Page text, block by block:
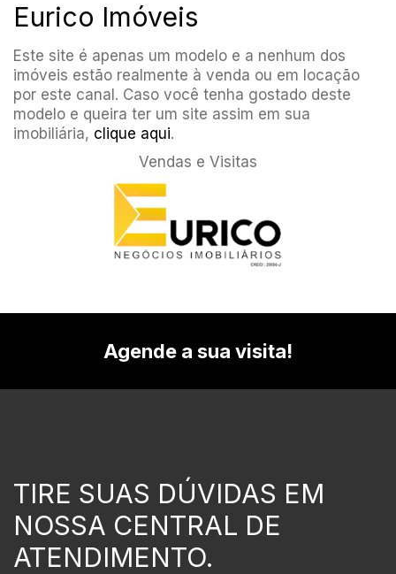
Eurico Imóveis
Este site é apenas um modelo e a nenhum dos
imóveis estão realmente à venda ou em locação
por este canal. Caso você tenha gostado deste
modelo e queira ter um site assim em sua
imobiliária, clique aqui.
Vendas e Visitas
Agende a sua visita!
TIRE SUAS DÚVIDAS EM
NOSSA CENTRAL DE
ATENDIMENTO.